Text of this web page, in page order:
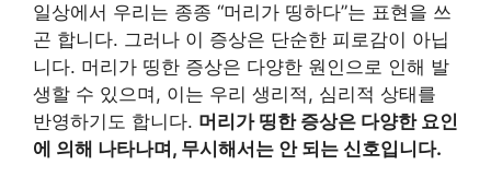
일상에서 우리는 종종 “머리가 띵하다”는 표현을 쓰
곤 합니다. 그러나 이 증상은 단순한 피로감이 아닙
니다. 머리가 띵한 증상은 다양한 원인으로 인해 발
생할 수 있으며, 이는 우리 생리적, 심리적 상태를
반영하기도 합니다. 머리가 띵한 증상은 다양한 요인
에 의해 나타나며, 무시해서는 안 되는 신호입니다.